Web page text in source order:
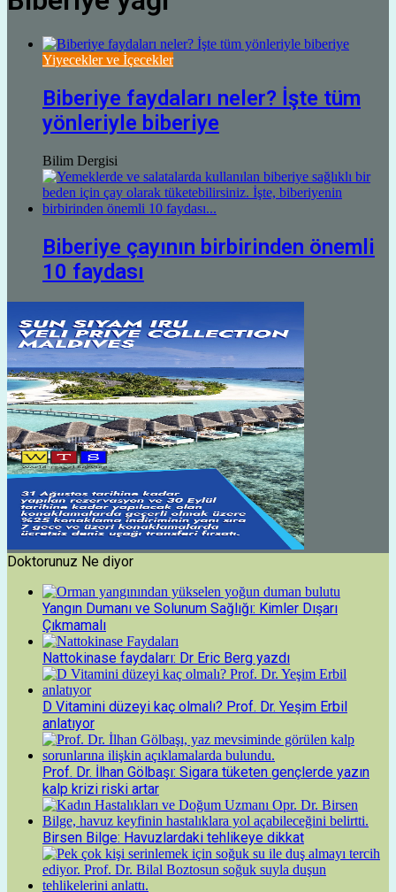
Yiyecekler ve İçecekler
Biberiye faydaları neler? İşte tüm
yönleriyle biberiye
Bilim Dergisi
Biberiye çayının birbirinden önemli
10 faydası
Doktorunuz Ne diyor
Yangın Dumanı ve Solunum Sağlığı: Kimler Dışarı
Çıkmamalı
Nattokinase faydaları: Dr Eric Berg yazdı
D Vitamini düzeyi kaç olmalı? Prof. Dr. Yeşim Erbil
anlatıyor
Prof. Dr. İlhan Gölbaşı: Sigara tüketen gençlerde yazın
kalp krizi riski artar
Birsen Bilge: Havuzlardaki tehlikeye dikkat